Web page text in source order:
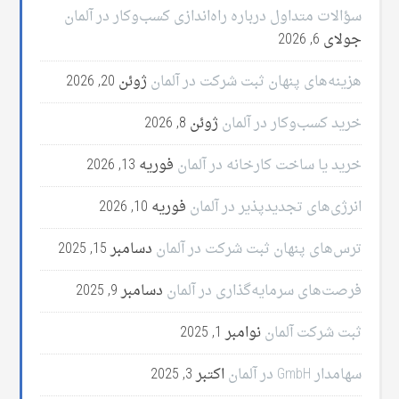
سؤالات متداول درباره راه‌اندازی کسب‌وکار در آلمان
جولای 6, 2026
هزینه‌های پنهان ثبت شرکت در آلمان ژوئن 20, 2026
خرید کسب‌وکار در آلمان ژوئن 8, 2026
خرید یا ساخت کارخانه در آلمان فوریه 13, 2026
انرژی‌های تجدیدپذیر در آلمان فوریه 10, 2026
ترس‌های پنهان ثبت شرکت در آلمان دسامبر 15, 2025
فرصت‌های سرمایه‌گذاری در آلمان دسامبر 9, 2025
ثبت شرکت آلماننوامبر 1, 2025
سهامدار GmbH در آلمان
اکتبر 3, 2025